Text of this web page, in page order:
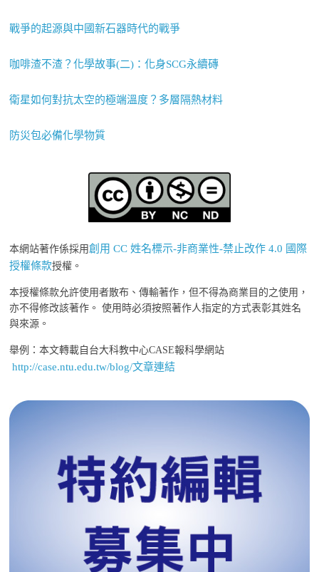
戰爭的起源與中國新石器時代的戰爭
咖啡渣不渣？化學故事(二)：化身SCG永續磚
衛星如何對抗太空的極端溫度？多層隔熱材料
防災包必備化學物質
本網站著作係採用創用 CC 姓名標示-非商業性-禁止改作 4.0 國際
授權條款授權。
本授權條款允許使用者散布、傳輸著作，但不得為商業目的之使用，
亦不得修改該著作。 使用時必須按照著作人指定的方式表彰其姓名
與來源。
舉例：本文轉載自台大科教中心CASE報科學網站
http://case.ntu.edu.tw/blog/文章連結